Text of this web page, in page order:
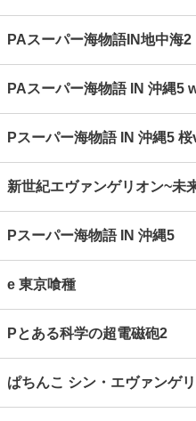
PAスーパー海物語IN地中海2
PAスーパー海物語 IN 沖縄5
Pスーパー海物語 IN 沖縄5
新世紀エヴァンゲリオン~未
Pスーパー海物語 IN 沖縄5
e 東京喰種
Pとある科学の超電磁砲2
ぱちんこ シン・エヴァンゲ